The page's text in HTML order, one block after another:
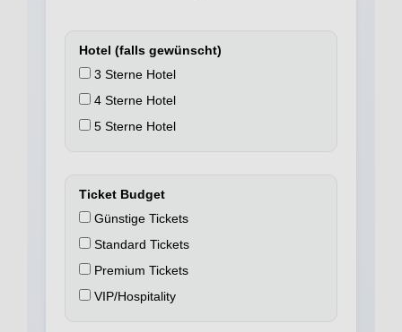
Hotel (falls gewünscht)
3 Sterne Hotel
4 Sterne Hotel
5 Sterne Hotel
Ticket Budget
Günstige Tickets
Standard Tickets
Premium Tickets
VIP/Hospitality